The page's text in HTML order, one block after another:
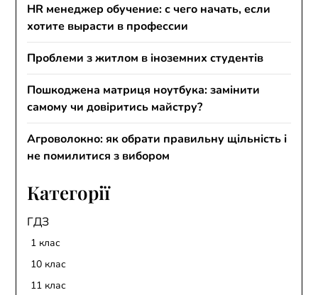
HR менеджер обучение: с чего начать, если
хотите вырасти в профессии
Проблеми з житлом в іноземних студентів
Пошкоджена матриця ноутбука: замінити
самому чи довіритись майстру?
Агроволокно: як обрати правильну щільність і
не помилитися з вибором
Категорії
ГДЗ
1 клас
10 клас
11 клас